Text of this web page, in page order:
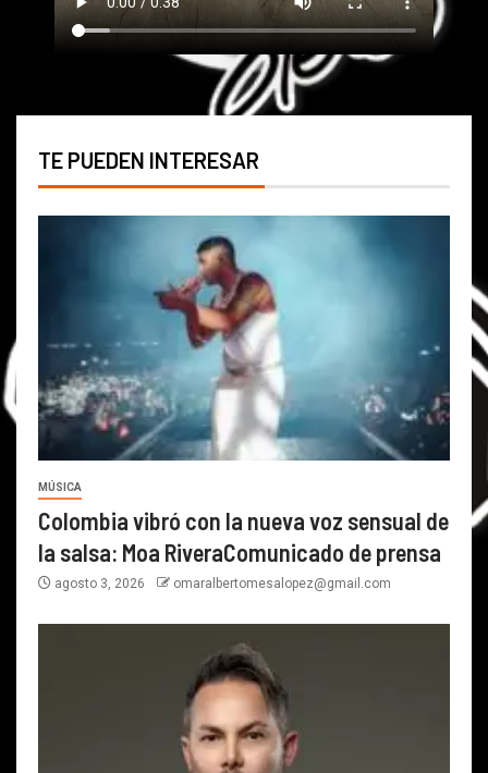
TE PUEDEN INTERESAR
MÚSICA
Colombia vibró con la nueva voz sensual de
la salsa: Moa RiveraComunicado de prensa
agosto 3, 2026 omaralbertomesalopez@gmail.com